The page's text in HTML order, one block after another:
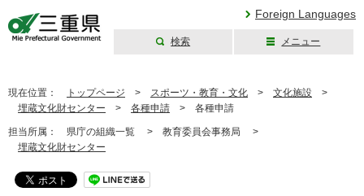
Foreign Languages
検索 メニュー
現在位置： トップページ > スポーツ・教育・文化 > 文化施設 >
埋蔵文化財センター > 各種申請 > 各種申請
担当所属： 県庁の組織一覧 > 教育委員会事務局 >
埋蔵文化財センター